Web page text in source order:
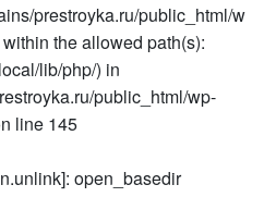
prestroyka.ru/public_html/w
the allowed path(s):
lib/php/) in
public_html/wp-
line 145
open_basedir